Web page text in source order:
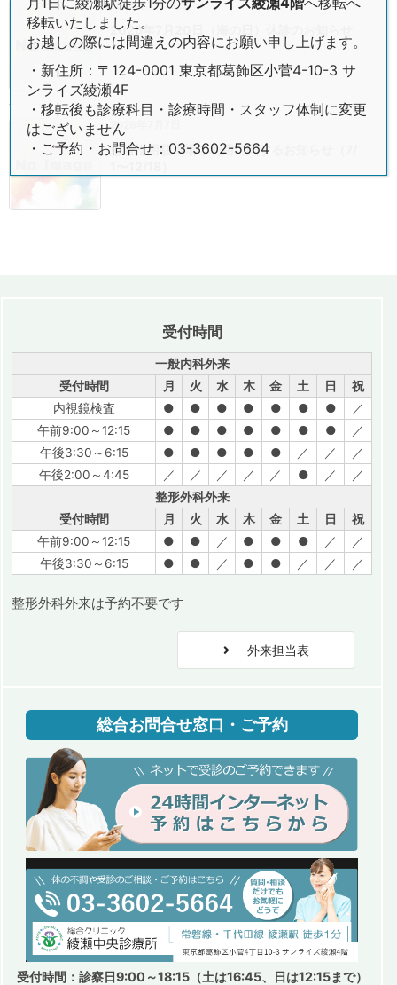
2026年7月13日
2026年7月20日（海の日）休診のお知らせ
2026年7月7日
患者様用駐車場ご利用に関するお知らせ（7/
受付時間
一般内科外来
受付時間
月 火 水 木 金 土 日
祝
内視鏡検査
● ● ● ● ● ● ●
／
午前9:00～12:15
● ● ● ● ● ● ●
／
午後3:30～6:15
● ● ● ● ● ／ ／
／
午後2:00～4:45
／ ／ ／ ／ ／ ● ／
／
整形外科外来
受付時間
月 火 水 木 金 土 日
祝
午前9:00～12:15
● ● ／ ● ● ● ／
／
午後3:30～6:15
● ● ／ ● ● ／ ／ ／
整形外科外来は予約不要です
外来担当表
総合お問合せ窓口・ご予約
受付時間：診察日9:00～18:15（土は16:45、日は12:15まで）
移転いたしました。
お越しの際には間違えの内容にお願い申し上げます。
・新住所：〒124-0001 東京都葛飾区小菅4-10-3 サ
ンライズ綾瀬4F
・移転後も診療科目・診療時間・スタッフ体制に変更
はございません
・ご予約・お問合せ：03-3602-5664